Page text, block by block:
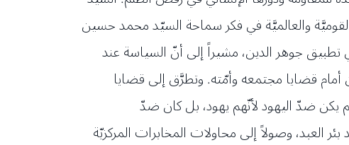
والعالميَّة في فكر سماحة السيّد محمد حسين
تطبيق جوهر الدين، مشيراً إلى أنّ السياسة عند
قضايا مجتمعه وأمّته. وتطرَّق إلى قضايا
ضدّ اليهود لأنّهم يهود، بل كان ضدّ
العبد، وصولاً إلى محاولات المخابرات المركزيّة